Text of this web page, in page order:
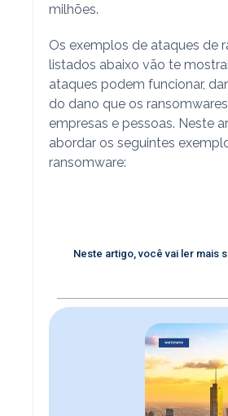
milhões.
Os exemplos de ataques de
listados abaixo vão te
ataques podem funcionar,
do dano que os
empresas e pessoas. Neste
abordar os seguintes
ransomware:
Neste artigo, você vai ler mais